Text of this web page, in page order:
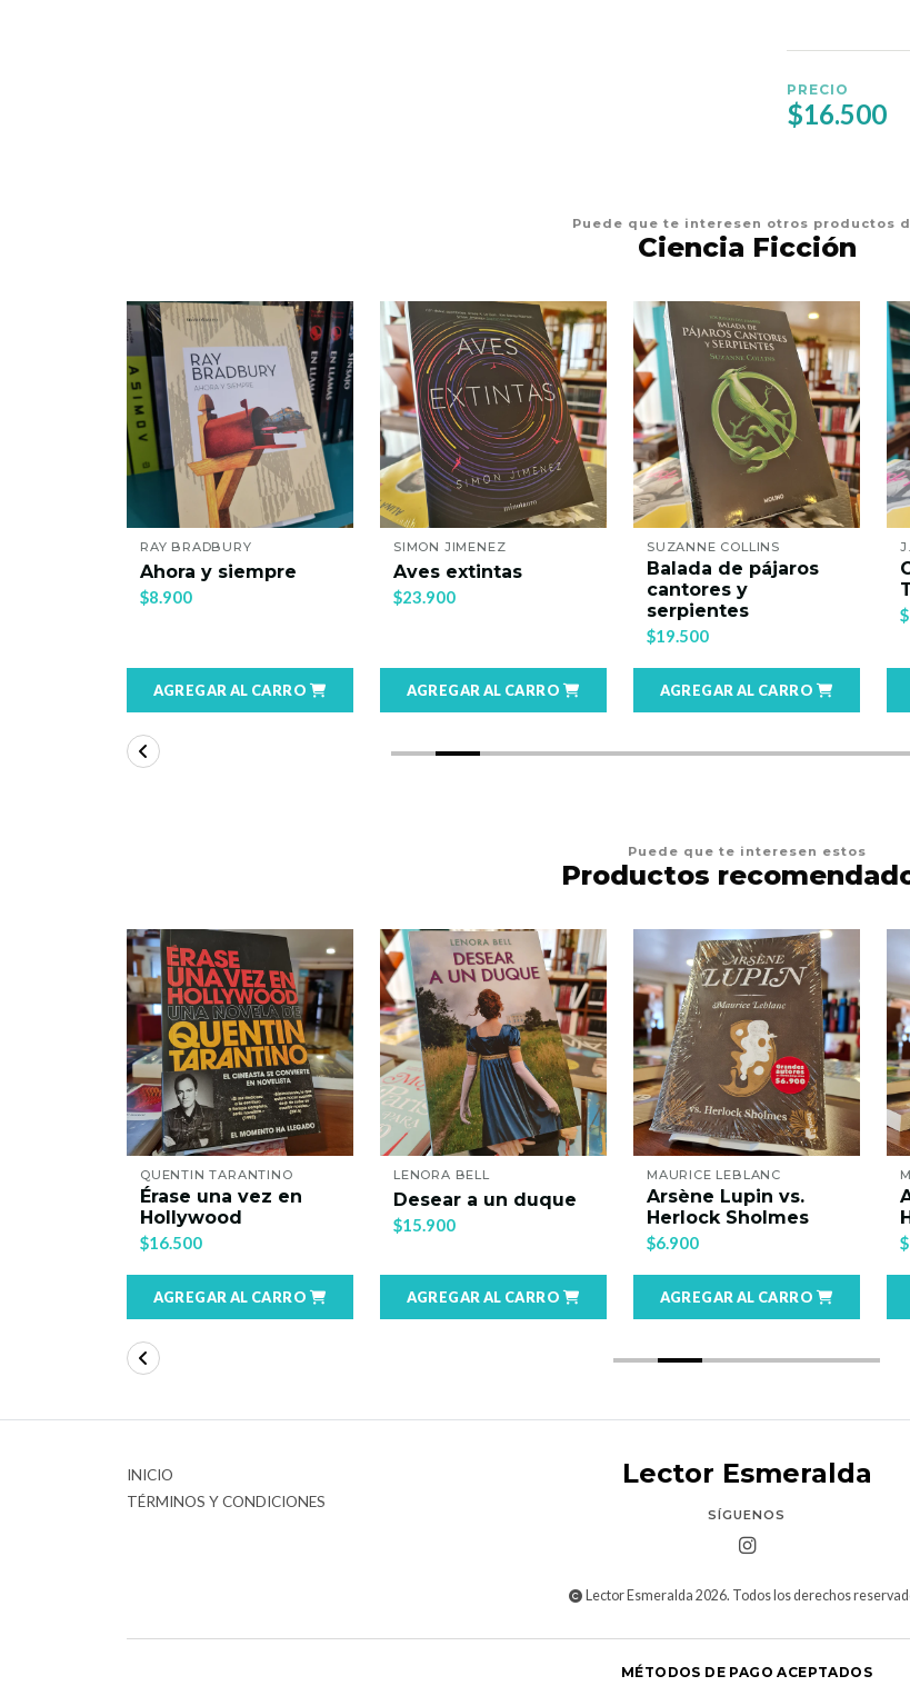
PRECIO
$16.500
Puede que te interesen otros productos
Ciencia Ficción
RAY BRADBURY
Ahora y siempre
$8.900
AGREGAR AL CARRO
SIMON JIMENEZ
Aves extintas
$23.900
AGREGAR AL CARRO
SUZANNE COLLINS
Balada de pájaros
cantores y
serpientes
$19.500
AGREGAR AL CARRO
Puede que te interesen estos
Productos
QUENTIN TARANTINO
Érase una vez en
Hollywood
$16.500
AGREGAR AL CARRO
LENORA BELL
Desear a un duque
$15.900
AGREGAR AL CARRO
MAURICE LEBLANC
Arsène Lupin vs.
Herlock Sholmes
$6.900
AGREGAR AL CARRO
Lector Esmeralda
SÍGUENOS
Lector Esmeralda 2026. Todos los derechos
INICIO
TÉRMINOS Y CONDICIONES
MÉTODOS DE PAGO ACEPTADOS